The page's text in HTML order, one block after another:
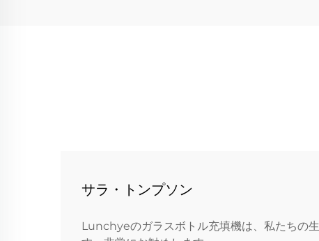
サラ・トンプソン
Lunchyeのガラスボトル充填機は、私たちの